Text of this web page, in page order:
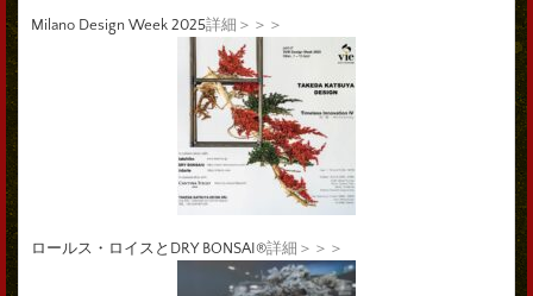
Milano Design Week 2025詳細＞＞＞
ロールス・ロイスとDRY BONSAI®詳細＞＞＞